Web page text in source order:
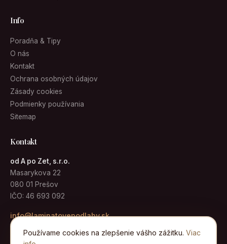
Používame cookies na zlepšenie vášho zážitku. Viac
Info
Poradňa & Tipy
O nás
Kontakt
Ochrana osobných údajov
Zásady cookies
Podmienky používania
Sitemap
Kontakt
od A po Zet, s.r.o.
Masarykova 22
080 01 Prešov
IČO: 46 693 092
info@laminatovepodlahy.sk